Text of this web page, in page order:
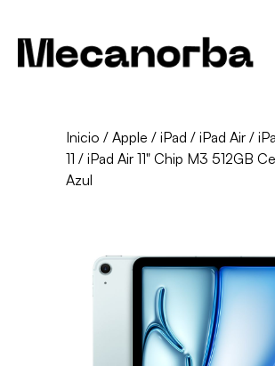
Inicio /Apple /iPad /iPad Air /
11 / iPad Air 11" Chip M3 512GB
Azul